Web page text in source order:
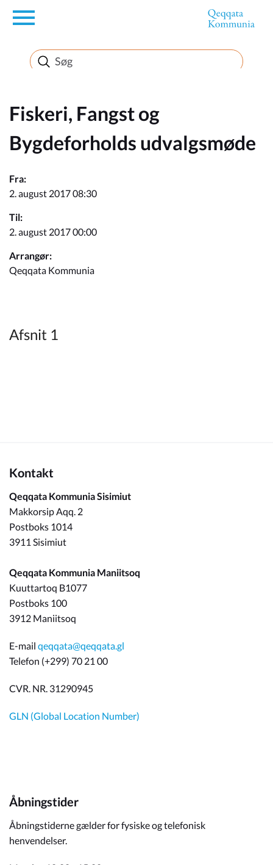
en
Borger
Erhverv
Politik
Turisme
Selvbetjening
Kommuneplan
Fiskeri, Fangst og
Bygdeforholds udvalgsmøde
Fra:
2. august 2017 08:30
Til:
2. august 2017 00:00
Arrangør:
Qeqqata Kommunia
Afsnit 1
Kontakt
Qeqqata Kommunia Sisimiut
Makkorsip Aqq. 2
Postboks 1014
3911 Sisimiut
Qeqqata Kommunia Maniitsoq
Kuuttartoq B1077
Postboks 100
3912 Maniitsoq
E-mail qeqqata@qeqqata.gl
Telefon (+299) 70 21 00
CVR. NR. 31290945
GLN (Global Location Number)
Åbningstider
Åbningstiderne gælder for fysiske og telefonisk
henvendelser.